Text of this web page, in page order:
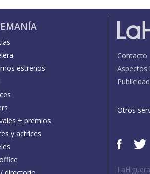
estrenos
+ premios
y actrices
Contacto
Aspectos
Otros